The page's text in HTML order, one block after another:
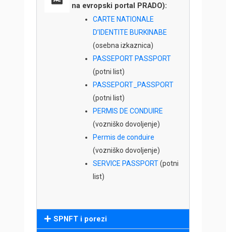
na evropski portal PRADO):
CARTE NATIONALE
D’IDENTITE BURKINABE
(osebna izkaznica)
PASSEPORT PASSPORT
(potni list)
PASSEPORT_PASSPORT
(potni list)
PERMIS DE CONDUIRE
(vozniško dovoljenje)
Permis de conduire
(vozniško dovoljenje)
SERVICE PASSPORT(potni
list)
SPNFT i porezi